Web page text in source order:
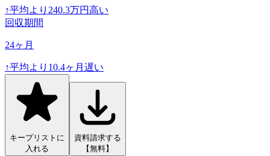
↑平均より 240.3万円高い
回収期間
24ヶ月
↑平均より 10.4ヶ月遅い
キープリストに
入れる
資料請求する
【無料】